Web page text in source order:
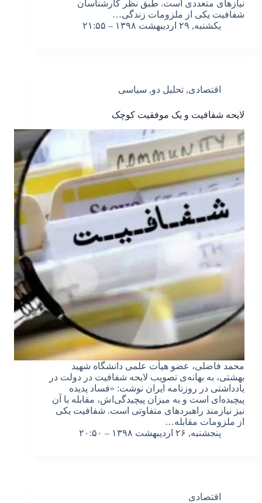
نیازهای متعددی است. طبق نظر کارشناسان
شفافیت یکی از ملزومات زندگی…
یکشنبه, ۲۹ اردیبهشت ۱۳۹۸ – ۲۱:۵۵
اقتصادی, تحلیل دو, سیاسی
لایحه شفافیت و یک موفقیت کوچک
محمد فاضلی، عضو هیأت علمی دانشگاه شهید
بهشتی، به بهانه‌ی تصویب لایحه شفافیت در دولت در
یادداشتی در روزنامه ایران نوشت: «فساد پدیده
پیچیده‌ای است و به میزان پیچیدگی‌اش، مقابله با آن
نیز نیازمند راهبردهای متفاوتی است. شفافیت یکی
از ملزومات مقابله…
پنجشنبه, ۲۶ اردیبهشت ۱۳۹۸ – ۲۰:۵۰
اقتصادی